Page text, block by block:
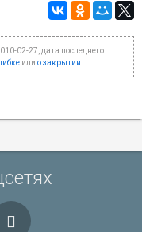
02-27, дата последнего
или о закрытии